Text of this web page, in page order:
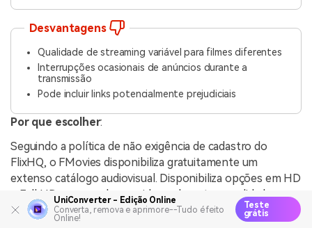
Desvantagens
Qualidade de streaming variável para filmes diferentes
Interrupções ocasionais de anúncios durante a
transmissão
Pode incluir links potencialmente prejudiciais
Por que escolher:
Seguindo a política de não exigência de cadastro do
FlixHQ, o FMovies disponibiliza gratuitamente um
extenso catálogo audiovisual. Disponibiliza opções em HD
e Full HD, superando consideravelmente a qualidade
oferecida por seus competidores.
UniConverter - Edição Online
Converta, remova e aprimore--Tudo é feito
Online!
Teste
grátis